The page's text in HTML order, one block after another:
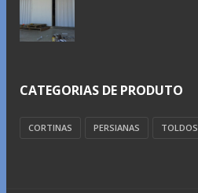
CATEGORIAS DE PRODUTO
CORTINAS PERSIANAS TOLDOS